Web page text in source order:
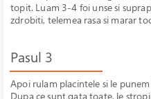
topit. Luam 3-4 foi unse si
zdrobiti, telemea rasa si marar
Pasul 3
Apoi rulam placintele si le
Dupa ce sunt gata toate, le